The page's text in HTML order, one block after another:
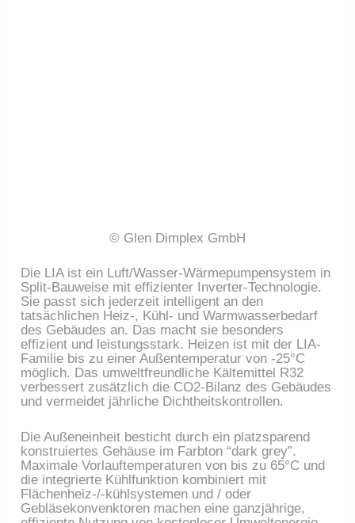
© Glen Dimplex GmbH
Die LIA ist ein Luft/Wasser-Wärmepumpensystem in
Split-Bauweise mit effizienter Inverter-Technologie.
Sie passt sich jederzeit intelligent an den
tatsächlichen Heiz-, Kühl- und Warmwasserbedarf
des Gebäudes an. Das macht sie besonders
effizient und leistungsstark. Heizen ist mit der LIA-
Familie bis zu einer Außentemperatur von -25°C
möglich. Das umweltfreundliche Kältemittel R32
verbessert zusätzlich die CO2-Bilanz des Gebäudes
und vermeidet jährliche Dichtheitskontrollen.
Die Außeneinheit besticht durch ein platzsparend
konstruiertes Gehäuse im Farbton “dark grey”.
Maximale Vorlauftemperaturen von bis zu 65°C und
die integrierte Kühlfunktion kombiniert mit
Flächenheiz-/-kühlsystemen und / oder
Gebläsekonvenktoren machen eine ganzjährige,